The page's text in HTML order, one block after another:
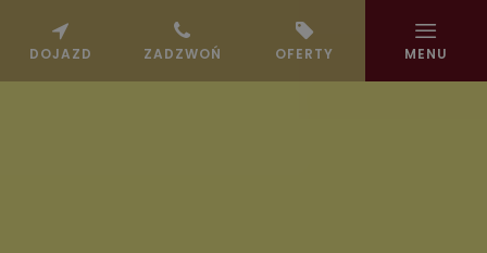
DOJAZD ZADZWOŃ OFERTY MENU